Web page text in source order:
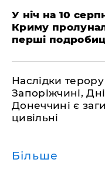
У ніч на 10
Криму
перші
Наслідки
Запоріжчині,
Донеччині є
цивільні
Більше